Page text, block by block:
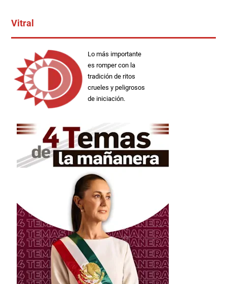
Vitral
Lo más importante
es romper con la
tradición de ritos
crueles y peligrosos
de iniciación.